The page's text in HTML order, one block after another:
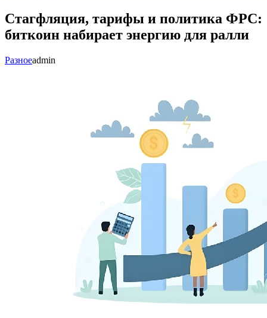
Стагфляция, тарифы и политика ФРС:
биткоин набирает энергию для ралли
Разноеadmin